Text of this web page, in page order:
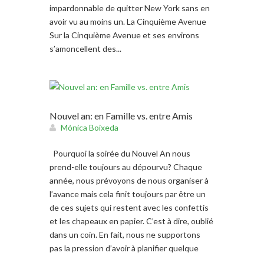
impardonnable de quitter New York sans en
avoir vu au moins un. La Cinquième Avenue
Sur la Cinquième Avenue et ses environs
s’amoncellent des...
Nouvel an: en Famille vs. entre Amis
Mónica Boixeda
Pourquoi la soirée du Nouvel An nous
prend-elle toujours au dépourvu? Chaque
année, nous prévoyons de nous organiser à
l’avance mais cela finit toujours par être un
de ces sujets qui restent avec les confettis
et les chapeaux en papier. C’est à dire, oublié
dans un coin. En fait, nous ne supportons
pas la pression d’avoir à planifier quelque